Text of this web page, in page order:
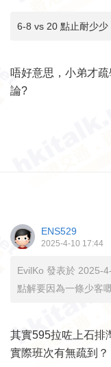
6-8 vs 20 點止耐少少
唔好意思，小弟才
論?
ENS529
2025-4-10 17:44
EvilKo 發表於 2025-
點解要因為一條少客
其實595拉咗上石排
實際班次有無疏到？